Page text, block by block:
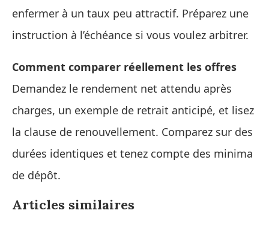
enfermer à un taux peu attractif. Préparez une
instruction à l’échéance si vous voulez arbitrer.
Comment comparer réellement les offres
Demandez le rendement net attendu après
charges, un exemple de retrait anticipé, et lisez
la clause de renouvellement. Comparez sur des
durées identiques et tenez compte des minima
de dépôt.
Articles similaires